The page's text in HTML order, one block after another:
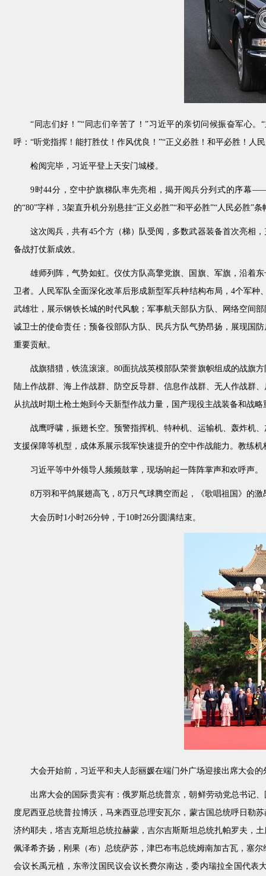
“同志们好！”“同志们辛苦了！”习近平的亲切问候振奋军心
呼：“听党指挥！能打胜仗！作风优良！”“正义必胜！和平必胜！人
检阅完毕，习近平登上天安门城楼。
9时44分，空中护旗梯队率先亮相，揭开阅兵分列式的序幕
的“80”字样，3架直升机分别悬挂“正义必胜”“和平必胜”“人民必胜”
这次阅兵，共有45个方（梯）队受阅，多数武器装备首次亮相
备战打仗新成效。
雄师列阵，气势如虹。仪仗方队高擎党旗、国旗、军旗，沿着
卫者。人民军队全面深化改革后形成新型军兵种结构布局，4个军
武雄壮，展示钢铁长城的时代风貌；军事航天部队方队、网络空间
诚卫士的使命责任；预备役部队方队、民兵方队气势昂扬，展现国
重要贡献。
战旗猎猎，铁流滚滚。80面抗战英模部队荣誉旗帜组成的战旗
陆上作战群、海上作战群、防空反导群、信息作战群、无人作战
从抗战时期土枪土炮到今天新型作战力量，国产现役主战装备和战
战鹰呼啸，振翅长空。预警指挥机、特种机、运输机、轰炸机
支援保障等机型，成体系展示我军快速提升的空中作战能力。教练
习近平等中外领导人频频鼓掌，现场响起一阵阵掌声和欢呼声。
8万羽和平鸽展翅高飞，8万只气球腾空而起，《歌唱祖国》的
大会历时1小时26分钟，于10时26分圆满结束。
大会开始前，习近平和夫人彭丽媛在端门外广场迎接出席大会
出席大会的国际贵宾有：俄罗斯总统普京，朝鲜劳动党总书记
度尼西亚总统普拉博沃，马来西亚总理安瓦尔，蒙古国总统呼日勒
济约耶夫，塔吉克斯坦总统拉赫蒙，吉尔吉斯斯坦总统扎帕罗夫，
佩泽希齐扬，刚果（布）总统萨苏，津巴布韦总统姆南加古瓦，塞
会议长禹元植，东帝汶国民议会议长费尔南达，委内瑞拉全国代